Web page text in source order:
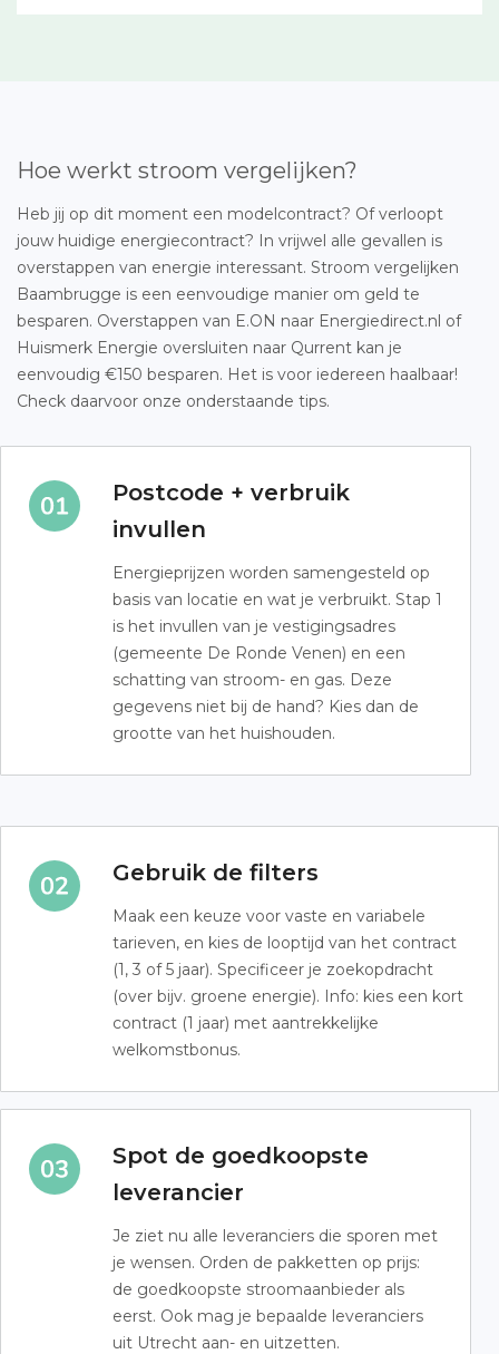
Hoe werkt stroom vergelijken?
Heb jij op dit moment een modelcontract? Of verloopt
jouw huidige energiecontract? In vrijwel alle gevallen is
overstappen van energie interessant. Stroom vergelijken
Baambrugge is een eenvoudige manier om geld te
besparen. Overstappen van E.ON naar Energiedirect.nl of
Huismerk Energie oversluiten naar Qurrent kan je
eenvoudig €150 besparen. Het is voor iedereen haalbaar!
Check daarvoor onze onderstaande tips.
Postcode + verbruik
invullen
Energieprijzen worden samengesteld op
basis van locatie en wat je verbruikt. Stap 1
is het invullen van je vestigingsadres
(gemeente De Ronde Venen) en een
schatting van stroom- en gas. Deze
gegevens niet bij de hand? Kies dan de
grootte van het huishouden.
Gebruik de filters
Maak een keuze voor vaste en variabele
tarieven, en kies de looptijd van het contract
(1, 3 of 5 jaar). Specificeer je zoekopdracht
(over bijv. groene energie). Info: kies een kort
contract (1 jaar) met aantrekkelijke
welkomstbonus.
Spot de goedkoopste
leverancier
Je ziet nu alle leveranciers die sporen met
je wensen. Orden de pakketten op prijs:
de goedkoopste stroomaanbieder als
eerst. Ook mag je bepaalde leveranciers
uit Utrecht aan- en uitzetten.